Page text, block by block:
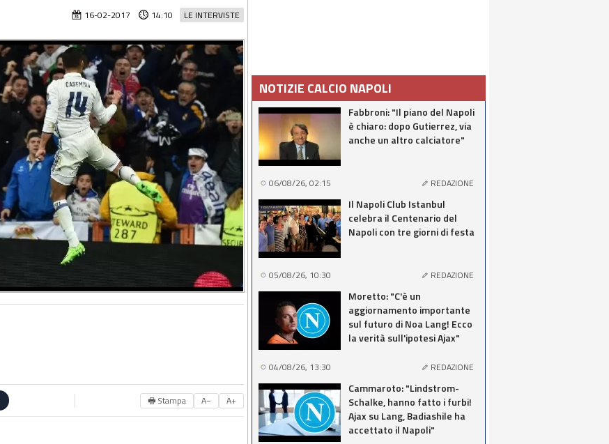
LE INTERVISTE
16-02-2017 14:10
🖶 Stampa A− A+
NOTIZIE CALCIO NAPOLI
Fabbroni: "Il piano del Napoli
è chiaro: dopo Gutierrez, via
anche un altro calciatore"
06/08/26, 02:15 REDAZIONE
Il Napoli Club Istanbul
celebra il Centenario del
Napoli con tre giorni di festa
05/08/26, 10:30 REDAZIONE
Moretto: "C'è un
aggiornamento importante
sul futuro di Noa Lang! Ecco
la verità sull'ipotesi Ajax"
04/08/26, 13:30 REDAZIONE
Cammaroto: "Lindstrom-
Schalke, hanno fatto i furbi!
Ajax su Lang, Badiashile ha
accettato il Napoli"